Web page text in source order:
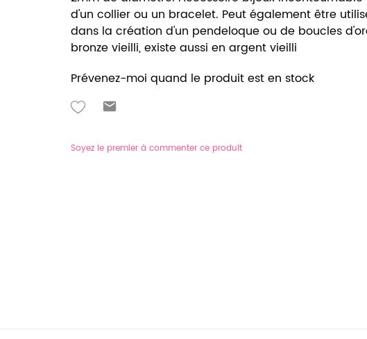
d'un collier ou un bracelet. Peut également être
dans la création d'un pendeloque ou de boucles
bronze vieilli, existe aussi en argent vieilli
Prévenez-moi quand le produit est en stock
Soyez le premier à commenter ce produit